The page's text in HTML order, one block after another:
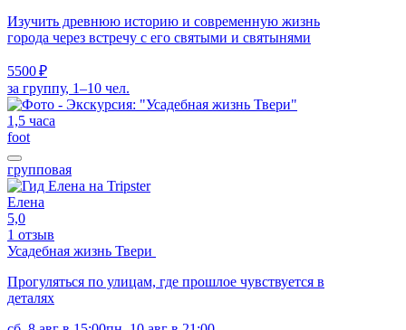
Изучить древнюю историю и современную жизнь
города через встречу с его святыми и святынями
5500 ₽
за группу, 1–10 чел.
1,5 часа
foot
групповая
Елена
5,0
1 отзыв
Усадебная жизнь Твери
Прогуляться по улицам, где прошлое чувствуется в
деталях